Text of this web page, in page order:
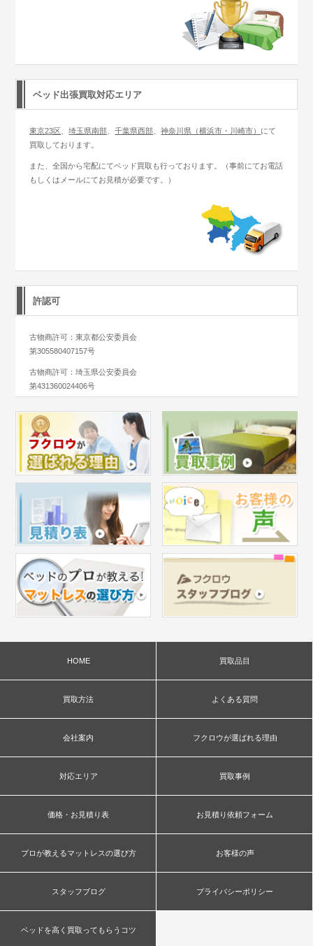
ベッド出張買取対応エリア
東京23区 、埼玉県南部 、千葉県西部 、神奈川県（横浜市・川崎市） にて
買取しております。
また、全国から宅配にてベッド買取も行っております。（事前にてお電話
もしくはメールにてお見積が必要です。）
許認可
古物商許可：東京都公安委員会
第305580407157号
古物商許可：埼玉県公安委員会
第431360024406号
HOME 買取品目
買取方法 よくある質問
会社案内 フクロウが選ばれる理由
対応エリア 買取事例
価格・お見積り表 お見積り依頼フォーム
プロが教えるマットレスの選び方 お客様の声
スタッフブログ プライバシーポリシー
ベッドを高く買取ってもらうコツ